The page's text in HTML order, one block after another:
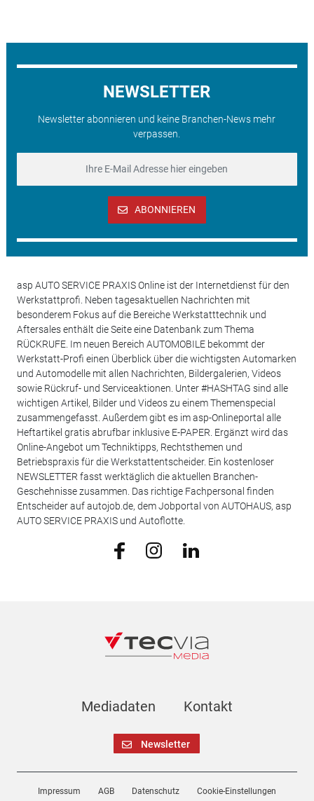
NEWSLETTER
Newsletter abonnieren und keine Branchen-News mehr
verpassen.
ABONNIEREN
asp AUTO SERVICE PRAXIS Online ist der Internetdienst für den
Werkstattprofi. Neben tagesaktuellen Nachrichten mit
besonderem Fokus auf die Bereiche Werkstatttechnik und
Aftersales enthält die Seite eine Datenbank zum Thema
RÜCKRUFE. Im neuen Bereich AUTOMOBILE bekommt der
Werkstatt-Profi einen Überblick über die wichtigsten Automarken
und Automodelle mit allen Nachrichten, Bildergalerien, Videos
sowie Rückruf- und Serviceaktionen. Unter #HASHTAG sind alle
wichtigen Artikel, Bilder und Videos zu einem Themenspecial
zusammengefasst. Außerdem gibt es im asp-Onlineportal alle
Heftartikel gratis abrufbar inklusive E-PAPER. Ergänzt wird das
Online-Angebot um Techniktipps, Rechtsthemen und
Betriebspraxis für die Werkstattentscheider. Ein kostenloser
NEWSLETTER fasst werktäglich die aktuellen Branchen-
Geschehnisse zusammen. Das richtige Fachpersonal finden
Entscheider auf autojob.de, dem Jobportal von AUTOHAUS, asp
AUTO SERVICE PRAXIS und Autoflotte.
Mediadaten Kontakt
Newsletter
Impressum AGB Datenschutz Cookie-Einstellungen